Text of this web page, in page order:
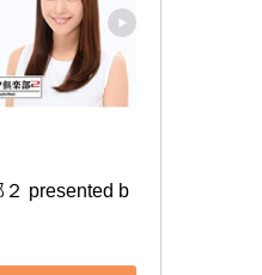
presented b